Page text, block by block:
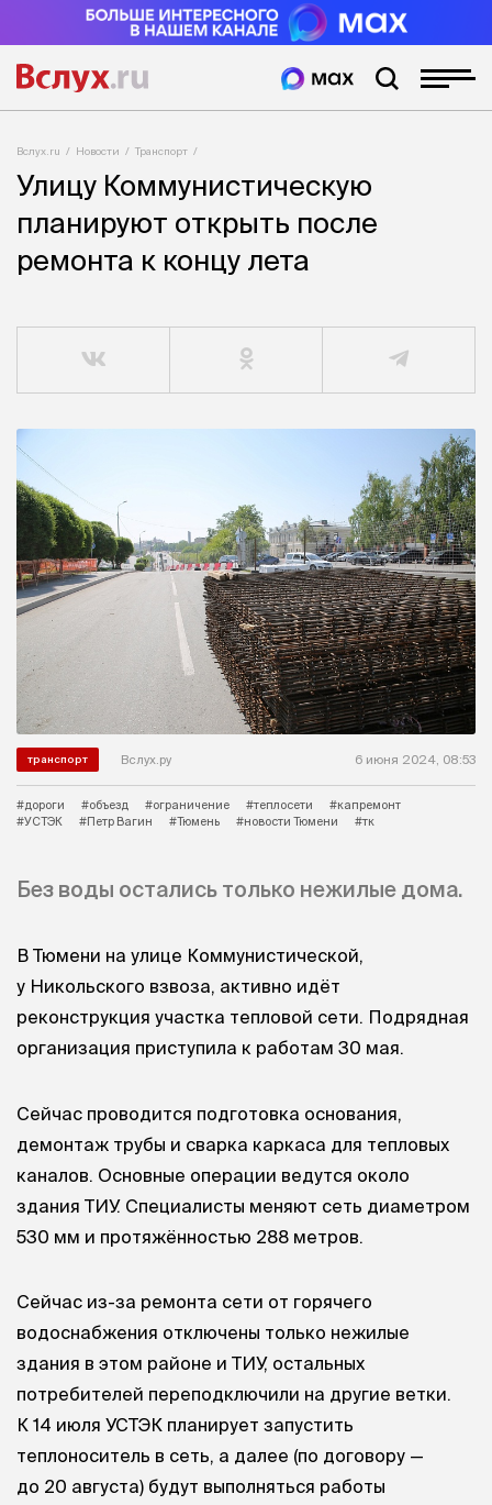
Вслух.ru Новости Транспорт
Улицу Коммунистическую
планируют открыть после
ремонта к концу лета
транспорт Вслух.ру 6 июня 2024, 08:53
#дороги #объезд #ограничение #теплосети
#капремонт
#УСТЭК
#Петр Вагин #Тюмень #новости Тюмени #тк
Без воды остались только нежилые дома.
В Тюмени на улице Коммунистической,
у Никольского взвоза, активно идёт
реконструкция участка тепловой сети. Подрядная
организация приступила к работам 30 мая.
Сейчас проводится подготовка основания,
демонтаж трубы и сварка каркаса для тепловых
каналов. Основные операции ведутся около
здания ТИУ. Специалисты меняют сеть диаметром
530 мм и протяжённостью 288 метров.
Сейчас из-за ремонта сети от горячего
водоснабжения отключены только нежилые
здания в этом районе и ТИУ, остальных
потребителей переподключили на другие ветки.
К 14 июля УСТЭК планирует запустить
теплоноситель в сеть, а далее (по договору —
до 20 августа) будут выполняться работы